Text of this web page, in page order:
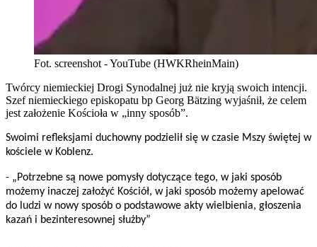
Fot. screenshot - YouTube (HWKRheinMain)
Twórcy niemieckiej Drogi Synodalnej już nie kryją swoich intencji.
Szef niemieckiego episkopatu bp Georg Bätzing wyjaśnił, że celem
jest założenie Kościoła w „inny sposób”.
Swoimi refleksjami duchowny podzielił się w czasie Mszy świętej w
kościele w Koblenz.
- „Potrzebne są nowe pomysły dotyczące tego, w jaki sposób
możemy inaczej założyć Kościół, w jaki sposób możemy apelować
do ludzi w nowy sposób o podstawowe akty wielbienia, głoszenia
kazań i bezinteresownej służby”